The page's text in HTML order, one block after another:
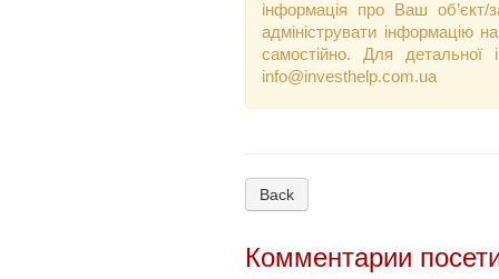
інформація про Ваш
адмініструвати інформацію
самостійно. Для
info@investhelp.com.ua
Back
Комментарии